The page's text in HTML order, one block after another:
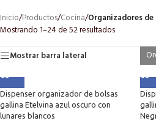
Inicio/Productos/Cocina/Organizadores de
Mostrando 1–24 de 52 resultados
Mostrar barra lateral
Dispenser organizador de bolsas
gallina Etelvina azul oscuro con
lunares blancos